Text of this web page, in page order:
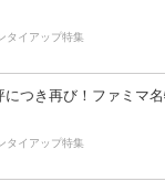
タイアップ特集
につき再び！ファミマ
タイアップ特集